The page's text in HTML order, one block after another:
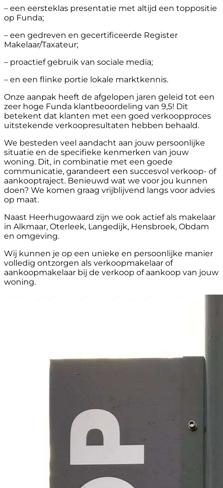
– een eersteklas presentatie met altijd een toppositie
op Funda;
– een gedreven en gecertificeerde Register
Makelaar/Taxateur;
– proactief gebruik van sociale media;
– en een flinke portie lokale marktkennis.
Onze aanpak heeft de afgelopen jaren geleid tot een
zeer hoge Funda klantbeoordeling van 9,5! Dit
betekent dat klanten met een goed verkoopproces
uitstekende verkoopresultaten hebben behaald.
We besteden veel aandacht aan jouw persoonlijke
situatie en de specifieke kenmerken van jouw
woning. Dit, in combinatie met een goede
communicatie, garandeert een succesvol verkoop- of
aankooptraject. Benieuwd wat we voor jou kunnen
doen? We komen graag vrijblijvend langs voor advies
op maat.
Naast Heerhugowaard zijn we ook actief als makelaar
in Alkmaar, Oterleek, Langedijk, Hensbroek, Obdam
en omgeving.
Wij kunnen je op een unieke en persoonlijke manier
volledig ontzorgen als verkoopmakelaar of
aankoopmakelaar bij de verkoop of aankoop van jouw
woning.